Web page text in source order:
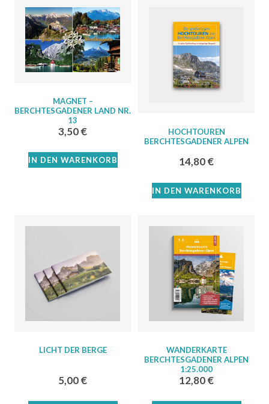
MAGNET –
BERCHTESGADENER LAND NR.
13
3,50€
IN DEN WARENKORB
HOCHTOUREN
BERCHTESGADENER ALPEN
14,80€
IN DEN WARENKORB
LICHT DER BERGE
5,00€
WANDERKARTE
BERCHTESGADENER ALPEN
1:25.000
12,80€